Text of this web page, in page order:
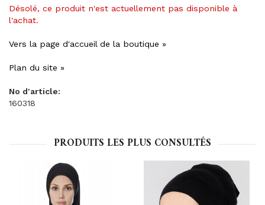
Désolé, ce produit n'est actuellement pas disponible à
l'achat.
Vers la page d'accueil de la boutique »
Plan du site »
No d'article:
160318
PRODUITS LES PLUS CONSULTÉS